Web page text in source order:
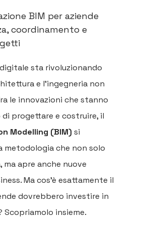
BIM per aziende
coordinamento e
sta rivoluzionando
e l’ingegneria non
le innovazioni che stanno
progettare e costruire, il
Modelling (BIM) si
metodologia che non solo
ma apre anche nuove
Ma cos’è esattamente il
dovrebbero investire in
insieme.